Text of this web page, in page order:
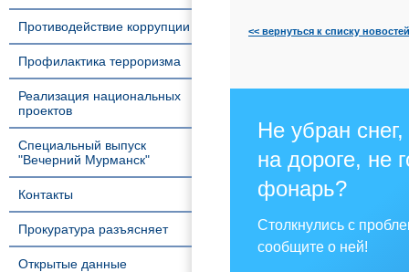
Противодействие коррупции
Профилактика терроризма
Реализация национальных
проектов
Специальный выпуск
"Вечерний Мурманск"
Контакты
Прокуратура разъясняет
Открытые данные
<< вернуться к списку новостей
Не убран
на дороге, не
фонарь?
Столкнулись с
сообщите о ней!